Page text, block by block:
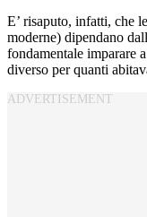
E’ risaputo, infatti, che
moderne) dipendano
fondamentale imparare
diverso per quanti